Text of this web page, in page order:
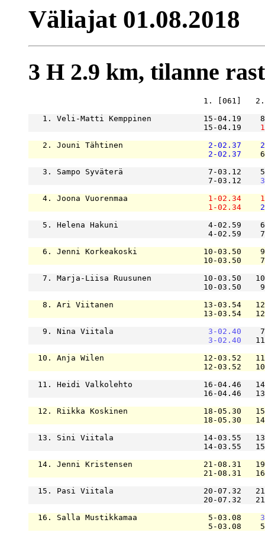
Väliajat 01.08.2018
3 H 2.9 km, tilanne
1. [061]
1. Veli-Matti Kemppinen           15-04.19
                                     15-04.19
   2. Jouni Tähtinen
2-02.37
2-02.37
3. Sampo Syväterä                  7-03.12
                                      7-03.12
   4. Joona Vuorenmaa
1-02.34
1-02.34
5. Helena Hakuni                   4-02.59
4-02.59
6. Jenni Korkeakoski              10-03.50
10-03.50
7. Marja-Liisa Ruusunen           10-03.50
10-03.50
8. Ari Viitanen                   13-03.54
13-03.54
   9. Nina Viitala
3-02.40
3-02.40
10. Anja Wilen                     12-03.52
12-03.52
11. Heidi Valkolehto               16-04.46
16-04.46
12. Riikka Koskinen                18-05.30
18-05.30
13. Sini Viitala                   14-03.55
14-03.55
14. Jenni Kristensen               21-08.31
21-08.31
15. Pasi Viitala                   20-07.32
20-07.32
  16. Salla Mustikkamaa               5-03.08
5-03.08